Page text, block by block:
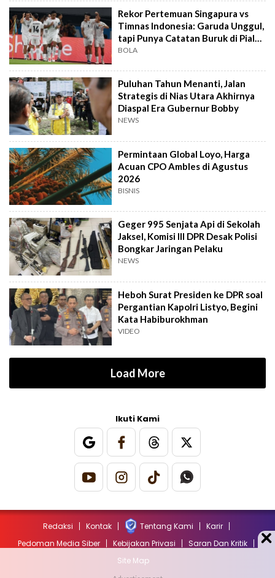
Rekor Pertemuan Singapura vs
Timnas Indonesia: Garuda Unggul,
tapi Punya Catatan Buruk di Piala
AFF
BOLA
Puluhan Tahun Menanti, Jalan
Strategis di Nias Utara Akhirnya
Diaspal Era Gubernur Bobby
NEWS
Permintaan Global Loyo, Harga
Acuan CPO Ambles di Agustus
2026
BISNIS
Geger 995 Senjata Api di Sekolah
Jaksel, Komisi III DPR Desak Polisi
Bongkar Jaringan Pelaku
NEWS
Heboh Surat Presiden ke DPR soal
Pergantian Kapolri Listyo, Begini
Kata Habiburokhman
VIDEO
Load More
Ikuti Kami
Redaksi Kontak Tentang Kami
Karir
Pedoman Media Siber
Kebijakan Privasi
Saran Dan Kritik
Site Map